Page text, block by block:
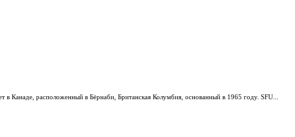
Канаде, расположенный в Бёрнаби, Британская Колумбия, основанный в 1965 году. SFU...